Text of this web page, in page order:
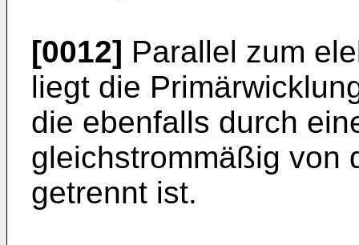
[0012] Parallel zum
liegt die
die ebenfalls durch
gleichstrommäßig von
getrennt ist.